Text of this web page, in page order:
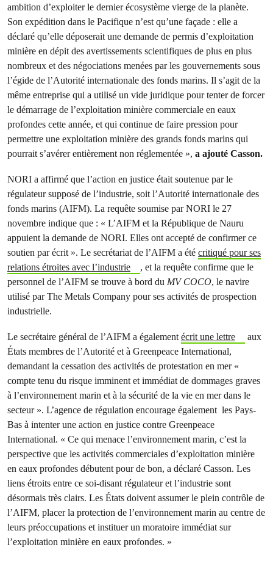
ambition d’exploiter le dernier écosystème vierge de la planète.
Son expédition dans le Pacifique n’est qu’une façade : elle a
déclaré qu’elle déposerait une demande de permis d’exploitation
minière en dépit des avertissements scientifiques de plus en plus
nombreux et des négociations menées par les gouvernements sous
l’égide de l’Autorité internationale des fonds marins. Il s’agit de la
même entreprise qui a utilisé un vide juridique pour tenter de forcer
le démarrage de l’exploitation minière commerciale en eaux
profondes cette année, et qui continue de faire pression pour
permettre une exploitation minière des grands fonds marins qui
pourrait s’avérer entièrement non réglementée », a ajouté Casson.
NORI a affirmé que l’action en justice était soutenue par le
régulateur supposé de l’industrie, soit l’Autorité internationale des
fonds marins (AIFM). La requête soumise par NORI le 27
novembre indique que : « L’AIFM et la République de Nauru
appuient la demande de NORI. Elles ont accepté de confirmer ce
soutien par écrit ». Le secrétariat de l’AIFM a été critiqué pour ses
relations étroites avec l’industrie
, et la requête confirme que le
personnel de l’AIFM se trouve à bord du MV COCO, le navire
utilisé par The Metals Company pour ses activités de prospection
industrielle.
Le secrétaire général de l’AIFM a égalementécrit une lettre
aux
États membres de l’Autorité et à Greenpeace International,
demandant la cessation des activités de protestation en mer «
compte tenu du risque imminent et immédiat de dommages graves
à l’environnement marin et à la sécurité de la vie en mer dans le
secteur ». L’agence de régulation encourage également les Pays-
Bas à intenter une action en justice contre Greenpeace
International. « Ce qui menace l’environnement marin, c’est la
perspective que les activités commerciales d’exploitation minière
en eaux profondes débutent pour de bon, a déclaré Casson. Les
liens étroits entre ce soi-disant régulateur et l’industrie sont
désormais très clairs. Les États doivent assumer le plein contrôle de
l’AIFM, placer la protection de l’environnement marin au centre de
leurs préoccupations et instituer un moratoire immédiat sur
l’exploitation minière en eaux profondes. »